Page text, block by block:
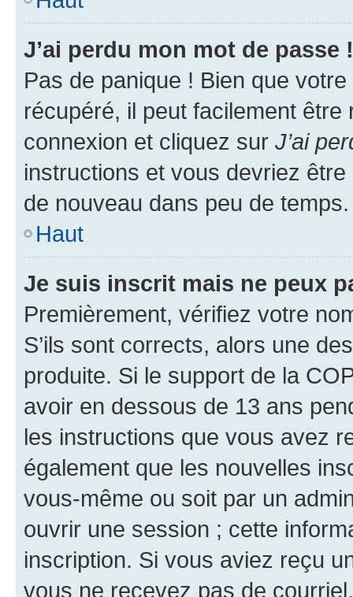
J’ai perdu mon mot de passe !
Pas de panique ! Bien que
récupéré, il peut facilement
connexion et cliquez sur J’ai
instructions et vous devriez
de nouveau dans peu de temps.
Haut
Je suis inscrit mais ne peux
Premièrement, vérifiez votre
S’ils sont corrects, alors une
produite. Si le support de la
avoir en dessous de 13 ans
les instructions que vous avez
également que les nouvelles
vous-même ou soit par un
ouvrir une session ; cette
inscription. Si vous aviez reçu
vous ne recevez pas de